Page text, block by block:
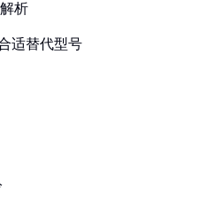
析
适替代型号